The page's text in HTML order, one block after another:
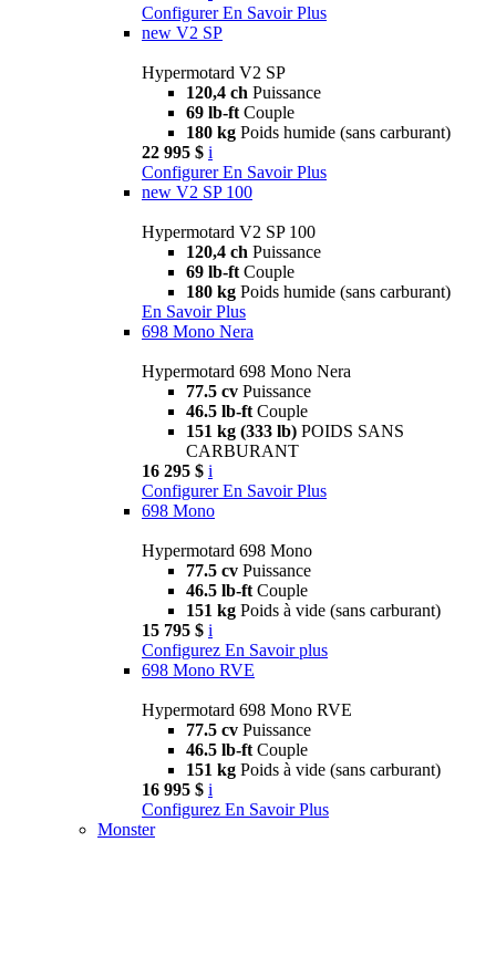
Configurer En Savoir Plus
new V2 SP
Hypermotard V2 SP
120,4 ch Puissance
69 lb-ft Couple
180 kg Poids humide (sans carburant)
22 995 $ i
Configurer En Savoir Plus
new V2 SP 100
Hypermotard V2 SP 100
120,4 ch Puissance
69 lb-ft Couple
180 kg Poids humide (sans carburant)
En Savoir Plus
698 Mono Nera
Hypermotard 698 Mono Nera
77.5 cv Puissance
46.5 lb-ft Couple
151 kg (333 lb) POIDS SANS
CARBURANT
16 295 $ i
Configurer En Savoir Plus
698 Mono
Hypermotard 698 Mono
77.5 cv Puissance
46.5 lb-ft Couple
151 kg Poids à vide (sans carburant)
15 795 $ i
Configurez En Savoir plus
698 Mono RVE
Hypermotard 698 Mono RVE
77.5 cv Puissance
46.5 lb-ft Couple
151 kg Poids à vide (sans carburant)
16 995 $ i
Configurez En Savoir Plus
Monster